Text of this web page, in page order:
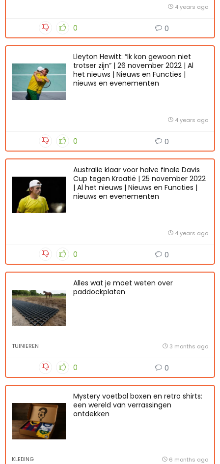
4 years ago
0 0
Lleyton Hewitt: “Ik kon gewoon niet
trotser zijn” | 26 november 2022 | Al
het nieuws | Nieuws en Functies |
nieuws en evenementen
4 years ago
0 0
Australië klaar voor halve finale Davis
Cup tegen Kroatië | 25 november 2022
| Al het nieuws | Nieuws en Functies |
nieuws en evenementen
4 years ago
0 0
Alles wat je moet weten over
paddockplaten
TUINIEREN 3 months ago
0 0
Mystery voetbal boxen en retro shirts:
een wereld van verrassingen
ontdekken
KLEDING 6 months ago